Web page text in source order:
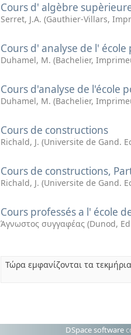
Cours d' algèbre
Serret, J.A. (Gauthier-Villars,
Cours d' analyse de l'
Duhamel, M. (Bachelier,
Cours d'analyse de l'école
Duhamel, M. (Bachelier,
Cours de constructions
Richald, J. (Universite de Gand.
Cours de constructions,
Richald, J. (Universite de Gand.
Cours professés a l' école
Άγνωστος συγγαφέας (Dunod,
Τώρα εμφανίζονται τα
DSpace software